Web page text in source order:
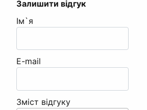
Залишити відгук
Ім`я
E-mail
Зміст відгуку